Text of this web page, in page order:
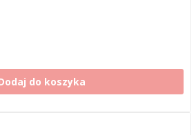
do koszyka